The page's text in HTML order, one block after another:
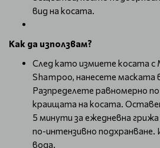
вид на косата.
Как да използвам?
След като измиете косата с
Shampoo, нанесете маската
Разпределете равномерно
краищата на косата.
5 минути за ежедневна
по-интензивно подхранване.
вода.